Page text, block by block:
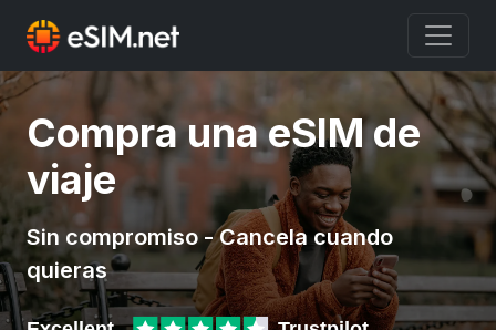
Compra una eSIM de
viaje
Sin compromiso - Cancela cuando
quieras